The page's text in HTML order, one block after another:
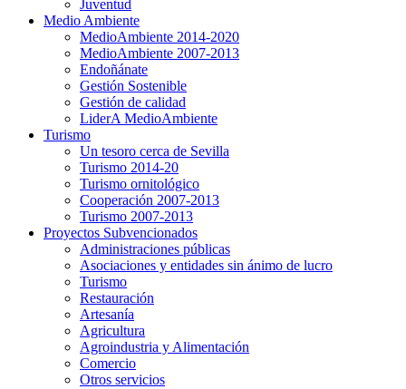
Juventud
Medio Ambiente
MedioAmbiente 2014-2020
MedioAmbiente 2007-2013
Endoñánate
Gestión Sostenible
Gestión de calidad
LiderA MedioAmbiente
Turismo
Un tesoro cerca de Sevilla
Turismo 2014-20
Turismo ornitológico
Cooperación 2007-2013
Turismo 2007-2013
Proyectos Subvencionados
Administraciones públicas
Asociaciones y entidades sin ánimo de lucro
Turismo
Restauración
Artesanía
Agricultura
Agroindustria y Alimentación
Comercio
Otros servicios